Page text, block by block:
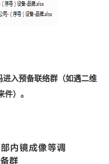
进入预备联络群 （如遇二维
件）。